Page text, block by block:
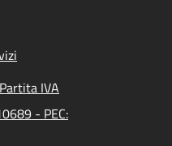
IVA
- PEC: